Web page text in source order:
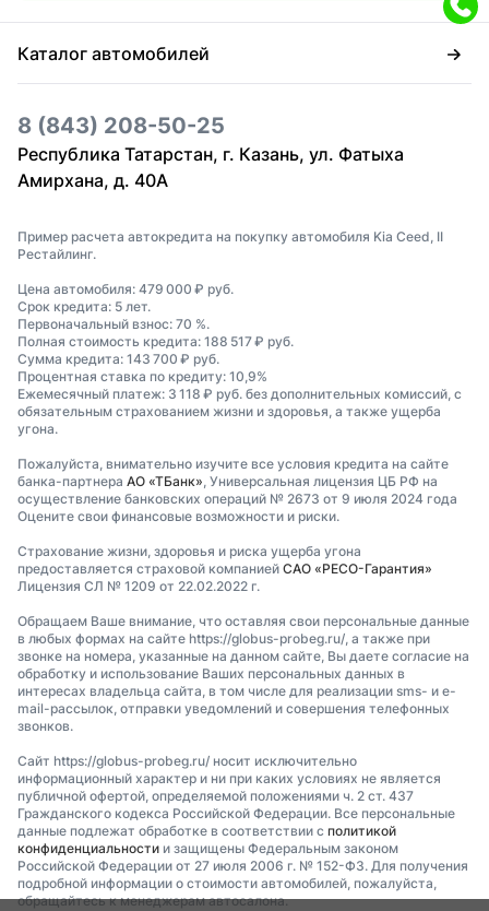
Каталог автомобилей
8 (843) 208-50-25
Республика Татарстан, г. Казань, ул. Фатыха
Амирхана, д. 40А
Пример расчета автокредита на покупку автомобиля Kia Ceed, II
Рестайлинг.
Цена автомобиля: 479 000 ₽ руб.
Срок кредита: 5 лет.
Первоначальный взнос: 70 %.
Полная стоимость кредита: 188 517 ₽ руб.
Сумма кредита: 143 700 ₽ руб.
Процентная ставка по кредиту: 10,9%
Ежемесячный платеж: 3 118 ₽ руб. без дополнительных комиссий, с
обязательным страхованием жизни и здоровья, а также ущерба
угона.
Пожалуйста, внимательно изучите все условия кредита на сайте
банка-партнера АО «ТБанк», Универсальная лицензия ЦБ РФ на
осуществление банковских операций № 2673 от 9 июля 2024 года
Оцените свои финансовые возможности и риски.
Страхование жизни, здоровья и риска ущерба угона
предоставляется страховой компанией САО «РЕСО-Гарантия»
Лицензия СЛ № 1209 от 22.02.2022 г.
Обращаем Ваше внимание, что оставляя свои персональные данные
в любых формах на сайте https://globus-probeg.ru/, а также при
звонке на номера, указанные на данном сайте, Вы даете согласие на
обработку и использование Ваших персональных данных в
интересах владельца сайта, в том числе для реализации sms- и e-
mail-рассылок, отправки уведомлений и совершения телефонных
звонков.
Сайт https://globus-probeg.ru/ носит исключительно
информационный характер и ни при каких условиях не является
публичной офертой, определяемой положениями ч. 2 ст. 437
Гражданского кодекса Российской Федерации. Все персональные
данные подлежат обработке в соответствии с политикой
конфиденциальности и защищены Федеральным законом
Российской Федерации от 27 июля 2006 г. № 152-ФЗ. Для получения
подробной информации о стоимости автомобилей, пожалуйста,
обращайтесь к менеджерам автосалона.